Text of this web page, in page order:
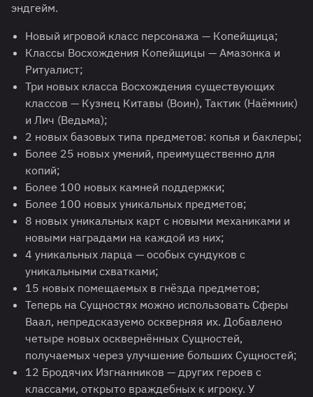
эндгейм.
Новый игровой класс персонажа — Копейщица;
Классы Восхождения Копейщицы — Амазонка и
Ритуалист;
Три новых класса Восхождения существующих
классов — Кузнец Китавы (Воин), Тактик (Наёмник)
и Лич (Ведьма);
2 новых базовых типа предметов: копья и баклеры;
Более 25 новых умений, преимущественно для
копий;
Более 100 новых камней поддержки;
Более 100 новых уникальных предметов;
8 новых уникальных карт с новыми механиками и
новыми наградами на каждой из них;
4 уникальных ларца — особых сундуков с
уникальными схватками;
15 новых помещаемых в гнёзда предметов;
Теперь на Сущностях можно использовать Сферы
Ваал, непредсказуемо оскверняя их. Добавлено
четыре новых осквернённых Сущностей,
получаемых через улучшение больших Сущностей;
12 Бродячих Изгнанников — других героев с
классами, открыто враждебных к игроку. У